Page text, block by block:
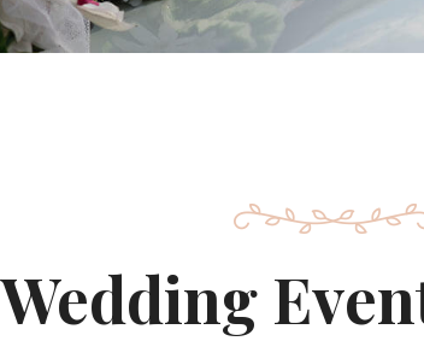
Wedding